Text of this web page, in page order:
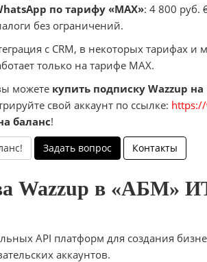
по тарифу «MAX»: 4 800 руб.
без ограничений.
с CRM, в некоторых тарифах
только на тарифе MAX.
можете купить подписку Wazzup
свой аккаунт по ссылке: https://
баланс!
Задать вопрос Контакты
Wazzup в «АБМ»
API платформ для создания
аккаунтов.